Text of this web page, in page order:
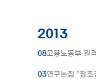
2013
08고용노동부 원
03연구논집 “창